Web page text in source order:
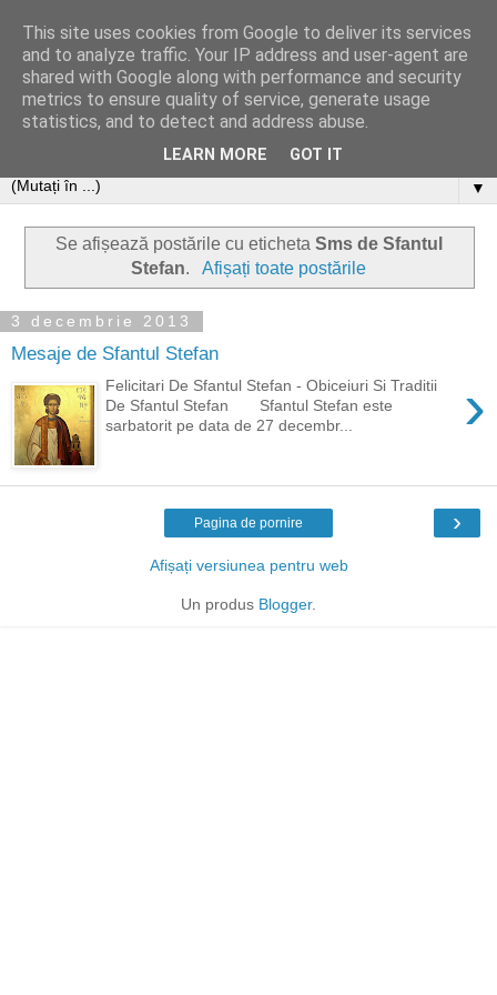
▼
Se afișează postările cu eticheta Sms de Sfantul
Stefan. Afișați toate postările
3 decembrie 2013
Mesaje de Sfantul Stefan
›
Felicitari De Sfantul Stefan - Obiceiuri Si Traditii
De Sfantul Stefan Sfantul Stefan este
sarbatorit pe data de 27 decembr...
›
Pagina de pornire
Afișați versiunea pentru web
Un produs Blogger.
This site uses cookies from Google to deliver its services
and to analyze traffic. Your IP address and user-agent are
shared with Google along with performance and security
metrics to ensure quality of service, generate usage
statistics, and to detect and address abuse.
LEARN MORE GOT IT